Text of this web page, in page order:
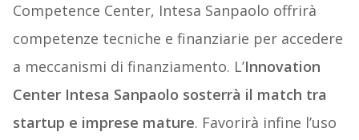
Competence Center, Intesa Sanpaolo offrirà
competenze tecniche e finanziarie per accedere
a meccanismi di finanziamento. L’Innovation
Center Intesa Sanpaolo sosterrà il match tra
startup e imprese mature. Favorirà infine l’uso